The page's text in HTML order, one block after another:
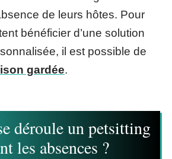
de leurs hôtes. Pour
bénéficier d’une solution
il est possible de
gardée.
déroule un petsitting
les absences ?